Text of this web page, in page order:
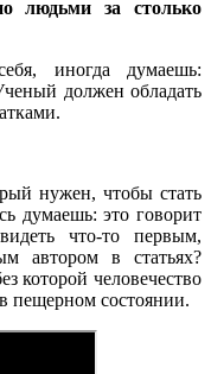
людьми за столько
иногда думаешь:
должен обладать
нужен, чтобы стать
думаешь: это говорит
что-то первым,
автором в статьях?
которой человечество
пещерном состоянии.